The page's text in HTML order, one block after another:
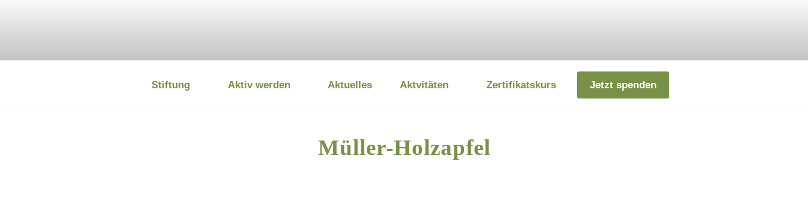
DEUTSCHE UMWELTSTIFTUNG
Stiftung Aktiv werden Aktuelles Aktvitäten Zertifikatskurs Jetzt spenden
Müller-Holzapfel